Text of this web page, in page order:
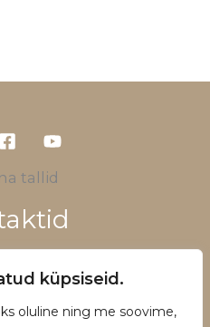
küpsiseid.
oluline ning me soovime,
1028